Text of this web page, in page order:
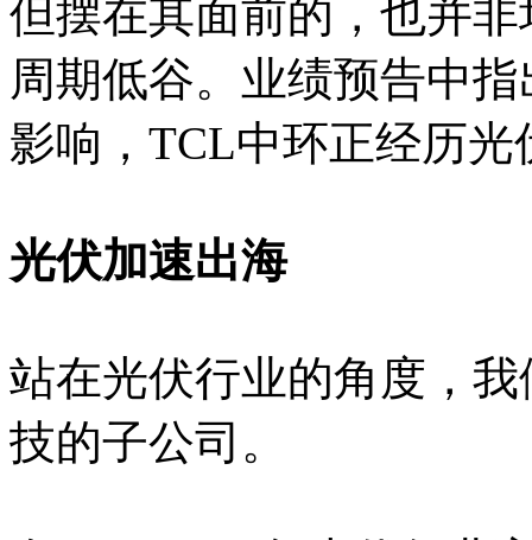
但摆在其面前的，也并
周期低谷。业绩预告中
影响，TCL中环正经历光
光伏加速出海
站在光伏行业的角度，
技的子公司。